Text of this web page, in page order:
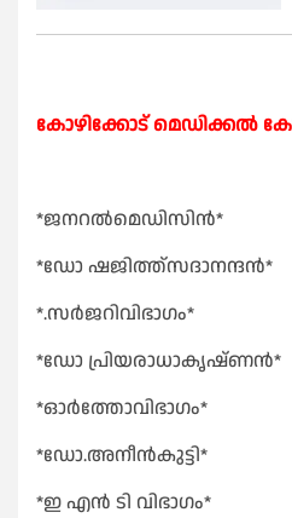
കോഴിക്കോട് മെഡിക്കൽ
*ജനറൽമെഡിസിൻ*
*ഡോ ഷജിത്ത്സദാനന്ദൻ*
*.സർജറിവിഭാഗം*
*ഡോ പ്രിയരാധാകൃഷ്ണൻ*
*ഓർത്തോവിഭാഗം*
*ഡോ.അനീൻകുട്ടി*
*ഇ എൻ ടി വിഭാഗം*